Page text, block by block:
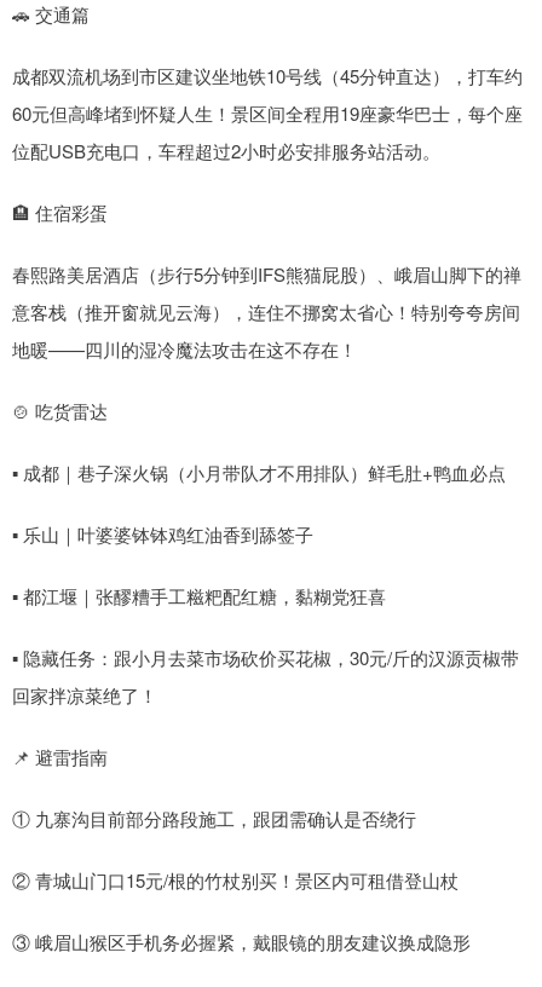
🚗 交通篇
成都双流机场到市区建议坐地铁10号线（45分钟直达），打车约
60元但高峰堵到怀疑人生！景区间全程用19座豪华巴士，每个座
位配USB充电口，车程超过2小时必安排服务站活动。
🏨 住宿彩蛋
春熙路美居酒店（步行5分钟到IFS熊猫屁股）、峨眉山脚下的禅
意客栈（推开窗就见云海），连住不挪窝太省心！特别夸夸房间
地暖——四川的湿冷魔法攻击在这不存在！
🍲 吃货雷达
▪ 成都｜巷子深火锅（小月带队才不用排队）鲜毛肚+鸭血必点
▪ 乐山｜叶婆婆钵钵鸡红油香到舔签子
▪ 都江堰｜张醪糟手工糍粑配红糖，黏糊党狂喜
▪ 隐藏任务：跟小月去菜市场砍价买花椒，30元/斤的汉源贡椒带
回家拌凉菜绝了！
📌 避雷指南
① 九寨沟目前部分路段施工，跟团需确认是否绕行
② 青城山门口15元/根的竹杖别买！景区内可租借登山杖
③ 峨眉山猴区手机务必握紧，戴眼镜的朋友建议换成隐形